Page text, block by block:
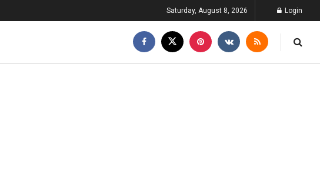
Saturday, August 8, 2026 Login